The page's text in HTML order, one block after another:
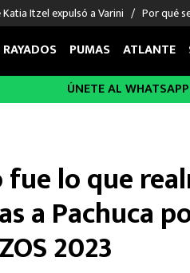
Itzel expulsó a Varini Por qué
EN EL EXTRANJERO
Giménez
André
RAYADOS PUMAS ATLANTE
ÚNETE AL
lo que
a Pachuca
2023